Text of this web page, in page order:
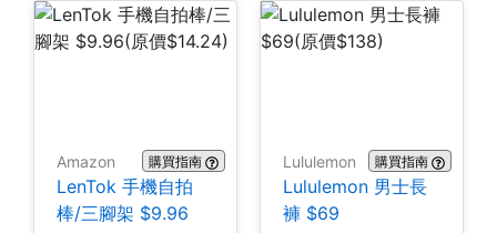
Amazon 購買指南
LenTok 手機自拍
棒/三腳架 $9.96
Lululemon 購買指南
Lululemon 男士長
褲 $69